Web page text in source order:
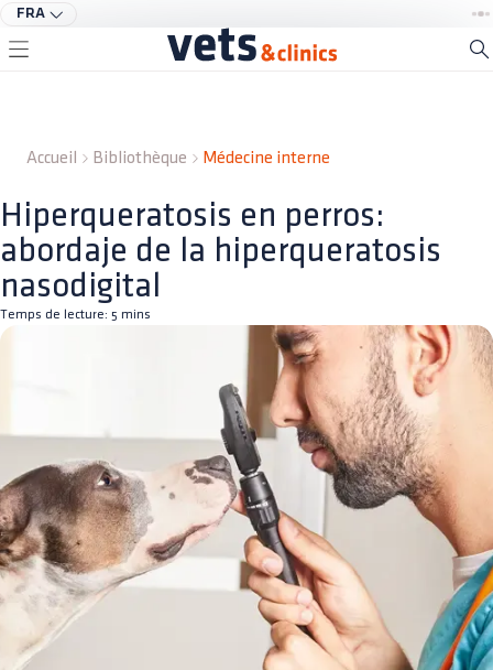
FRA
Accueil Bibliothèque Médecine interne
Hiperqueratosis en perros:
abordaje de la hiperqueratosis
nasodigital
Temps de lecture: 5 mins